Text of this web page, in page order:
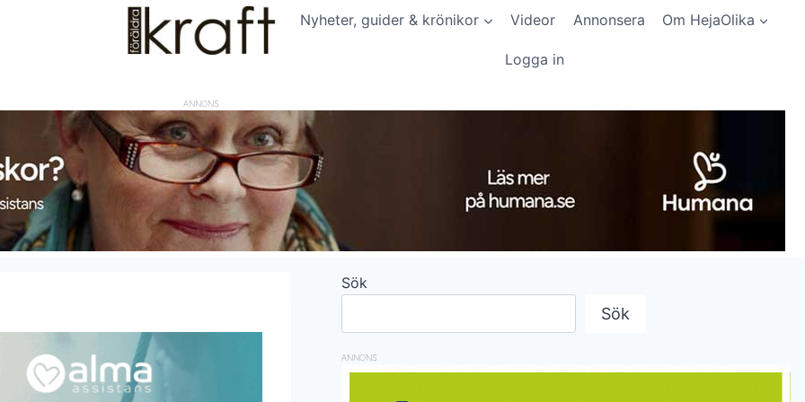
Nyheter, guider & krönikor Videor Annonsera Om HejaOlika
Logga in
ANNONS
Sök
Sök
ANNONS